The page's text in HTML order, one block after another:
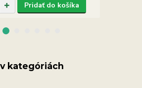
Pridať do košíka
kategóriách